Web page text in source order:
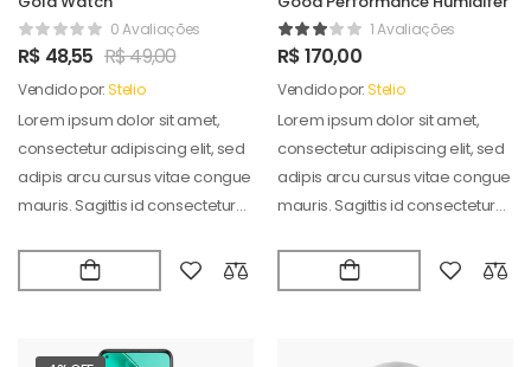
0 Avaliações
R$ 48,55 R$49,00
Vendido por:Stelio
Lorem ipsum dolor sit amet,
consectetur adipiscing elit, sed
adipis arcu cursus vitae congue
mauris. Sagittis id consectetur
1 Avaliações
R$170,00
Vendido por:Stelio
Lorem ipsum dolor sit amet,
consectetur adipiscing elit, sed
adipis arcu cursus vitae congue
mauris. Sagittis id consectetur